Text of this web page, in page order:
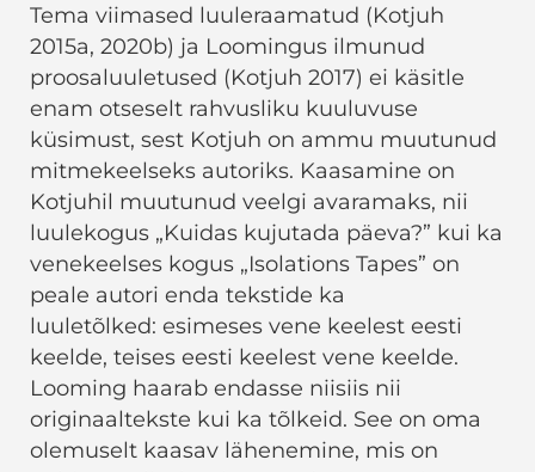
Tema viimased luuleraamatud (Kotjuh
2015a, 2020b) ja Loomingus ilmunud
proosaluuletused (Kotjuh 2017) ei käsitle
enam otseselt rahvusliku kuuluvuse
küsimust, sest Kotjuh on ammu muutunud
mitmekeelseks autoriks. Kaasamine on
Kotjuhil muutunud veelgi avaramaks, nii
luulekogus „Kuidas kujutada päeva?” kui ka
venekeelses kogus „Isolations Tapes” on
peale autori enda tekstide ka
luuletõlked: esimeses vene keelest eesti
keelde, teises eesti keelest vene keelde.
Looming haarab endasse niisiis nii
originaaltekste kui ka tõlkeid. See on oma
olemuselt kaasav lähenemine, mis on